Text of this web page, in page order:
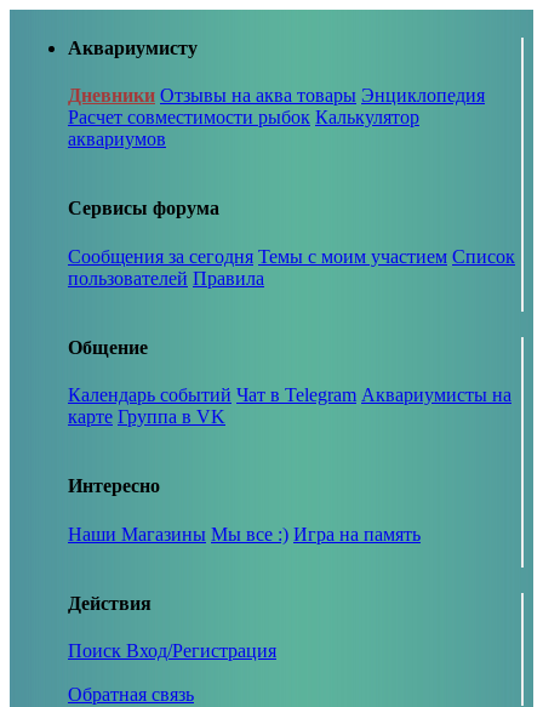
Аквариумисту
Дневники Отзывы на аква товары Энциклопедия
Расчет совместимости рыбок Калькулятор
аквариумов
Сервисы форума
Сообщения за сегодня Темы с моим участием Список
пользователей Правила
Общение
Календарь событий Чат в Telegram Аквариумисты на
карте Группа в VK
Интересно
Наши Магазины Мы все :) Игра на память
Действия
Поиск Вход/Регистрация
Обратная связь